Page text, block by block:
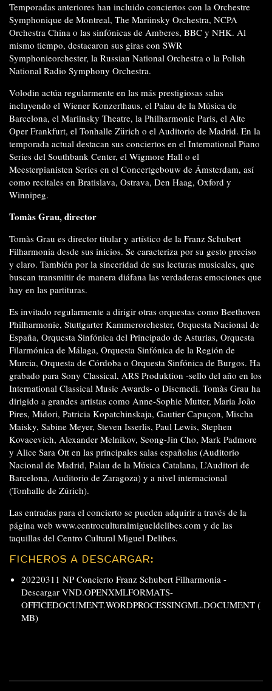
Temporadas anteriores han incluido conciertos con la Orchestre
Symphonique de Montreal, The Mariinsky Orchestra, NCPA
Orchestra China o las sinfónicas de Amberes, BBC y NHK. Al
mismo tiempo, destacaron sus giras con SWR
Symphonieorchester, la Russian National Orchestra o la Polish
National Radio Symphony Orchestra.
Volodin actúa regularmente en las más prestigiosas salas
incluyendo el Wiener Konzerthaus, el Palau de la Música de
Barcelona, el Mariinsky Theatre, la Philharmonie Paris, el Alte
Oper Frankfurt, el Tonhalle Zürich o el Auditorio de Madrid. En la
temporada actual destacan sus conciertos en el International Piano
Series del Southbank Center, el Wigmore Hall o el
Meesterpianisten Series en el Concertgebouw de Ámsterdam, así
como recitales en Bratislava, Ostrava, Den Haag, Oxford y
Winnipeg.
Tomàs Grau, director
Tomàs Grau es director titular y artístico de la Franz Schubert
Filharmonia desde sus inicios. Se caracteriza por su gesto preciso
y claro. También por la sinceridad de sus lecturas musicales, que
buscan transmitir de manera diáfana las verdaderas emociones que
hay en las partituras.
Es invitado regularmente a dirigir otras orquestas como Beethoven
Philharmonie, Stuttgarter Kammerorchester, Orquesta Nacional de
España, Orquesta Sinfónica del Principado de Asturias, Orquesta
Filarmónica de Málaga, Orquesta Sinfónica de la Región de
Murcia, Orquesta de Córdoba o Orquesta Sinfónica de Burgos. Ha
grabado para Sony Classical, ARS Produktion -sello del año en los
International Classical Music Awards- o Discmedi. Tomàs Grau ha
dirigido a grandes artistas como Anne-Sophie Mutter, Maria João
Pires, Midori, Patricia Kopatchinskaja, Gautier Capuçon, Mischa
Maisky, Sabine Meyer, Steven Isserlis, Paul Lewis, Stephen
Kovacevich, Alexander Melnikov, Seong-Jin Cho, Mark Padmore
y Alice Sara Ott en las principales salas españolas (Auditorio
Nacional de Madrid, Palau de la Música Catalana, L’Auditori de
Barcelona, Auditorio de Zaragoza) y a nivel internacional
(Tonhalle de Zúrich).
Las entradas para el concierto se pueden adquirir a través de la
página web www.centroculturalmigueldelibes.com y de las
taquillas del Centro Cultural Miguel Delibes.
FICHEROS A DESCARGAR:
20220311 NP Concierto Franz Schubert Filharmonia -
Descargar VND.OPENXMLFORMATS-
OFFICEDOCUMENT.WORDPROCESSINGML.DOCUMENT (
MB)